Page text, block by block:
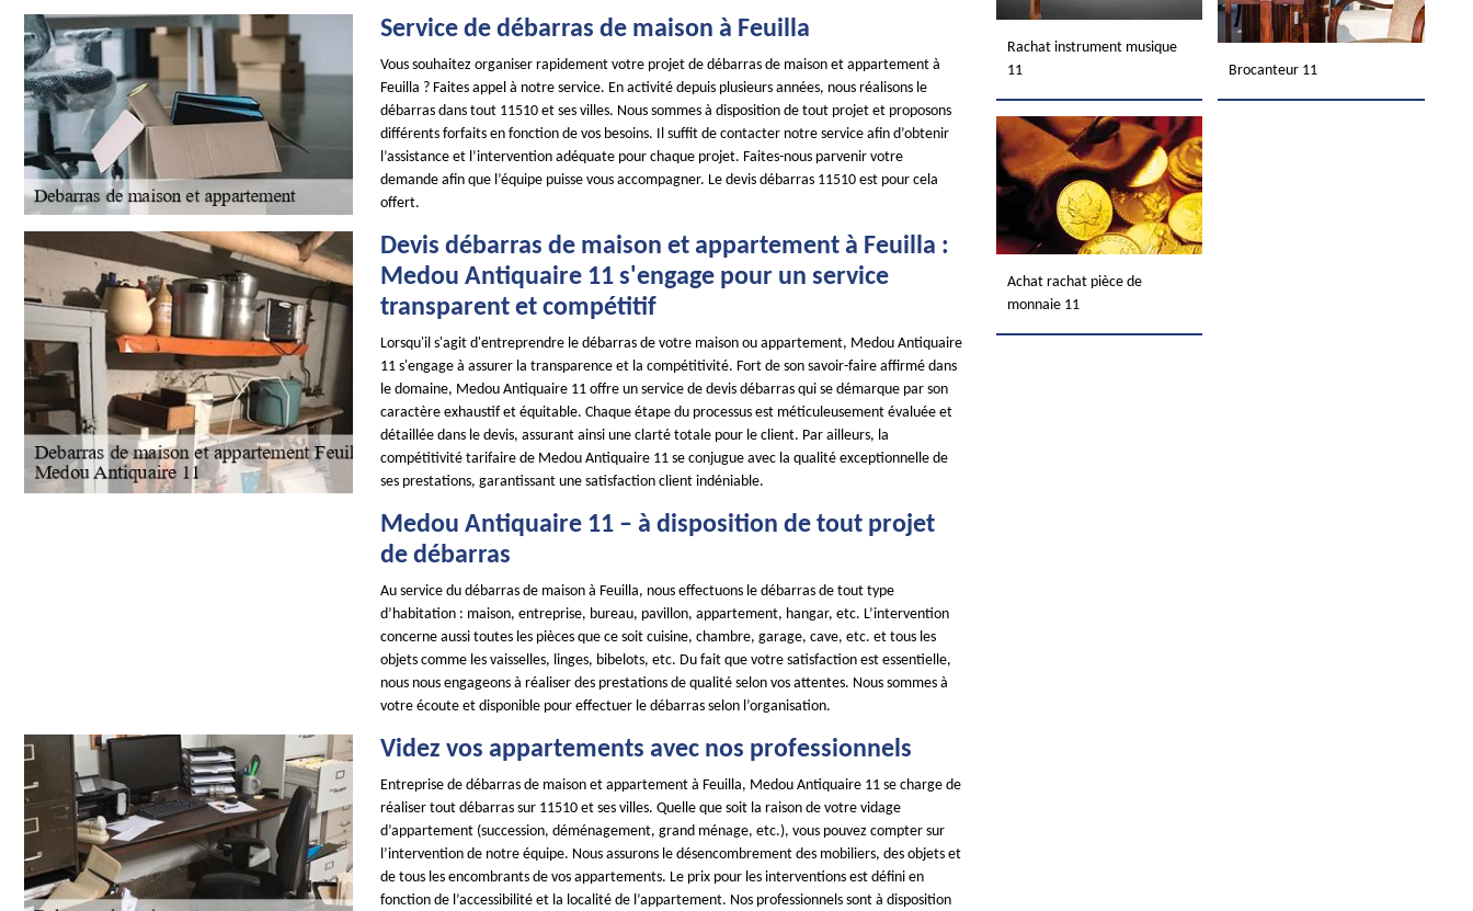
Service de débarras de maison à Feuilla
Vous souhaitez organiser rapidement votre projet de débarras de maison et appartement à
Feuilla ? Faites appel à notre service. En activité depuis plusieurs années, nous réalisons le
débarras dans tout 11510 et ses villes. Nous sommes à disposition de tout projet et proposons
différents forfaits en fonction de vos besoins. Il suffit de contacter notre service afin d’obtenir
l’assistance et l’intervention adéquate pour chaque projet. Faites-nous parvenir votre
demande afin que l’équipe puisse vous accompagner. Le devis débarras 11510 est pour cela
offert.
Devis débarras de maison et appartement à Feuilla :
Medou Antiquaire 11 s'engage pour un service
transparent et compétitif
Lorsqu'il s'agit d'entreprendre le débarras de votre maison ou appartement, Medou Antiquaire
11 s'engage à assurer la transparence et la compétitivité. Fort de son savoir-faire affirmé dans
le domaine, Medou Antiquaire 11 offre un service de devis débarras qui se démarque par son
caractère exhaustif et équitable. Chaque étape du processus est méticuleusement évaluée et
détaillée dans le devis, assurant ainsi une clarté totale pour le client. Par ailleurs, la
compétitivité tarifaire de Medou Antiquaire 11 se conjugue avec la qualité exceptionnelle de
ses prestations, garantissant une satisfaction client indéniable.
Medou Antiquaire 11 – à disposition de tout projet
de débarras
Au service du débarras de maison à Feuilla, nous effectuons le débarras de tout type
d’habitation : maison, entreprise, bureau, pavillon, appartement, hangar, etc. L’intervention
concerne aussi toutes les pièces que ce soit cuisine, chambre, garage, cave, etc. et tous les
objets comme les vaisselles, linges, bibelots, etc. Du fait que votre satisfaction est essentielle,
nous nous engageons à réaliser des prestations de qualité selon vos attentes. Nous sommes à
votre écoute et disponible pour effectuer le débarras selon l’organisation.
Videz vos appartements avec nos professionnels
Entreprise de débarras de maison et appartement à Feuilla, Medou Antiquaire 11 se charge de
réaliser tout débarras sur 11510 et ses villes. Quelle que soit la raison de votre vidage
d’appartement (succession, déménagement, grand ménage, etc.), vous pouvez compter sur
l’intervention de notre équipe. Nous assurons le désencombrement des mobiliers, des objets et
de tous les encombrants de vos appartements. Le prix pour les interventions est défini en
fonction de l’accessibilité et la localité de l’appartement. Nos professionnels sont à disposition
Rachat instrument musique
11
Brocanteur 11
Achat rachat pièce de
monnaie 11